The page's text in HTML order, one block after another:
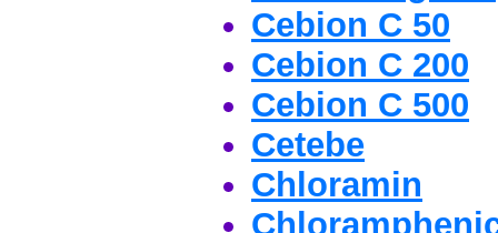
Cebion C 50
Cebion C 200
Cebion C 500
Cetebe
Chloramin